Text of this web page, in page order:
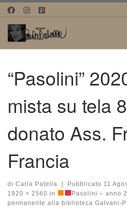
Passa al contenuto
“Pasolini”
mista su tela
donato Ass.
Francia
di Carla Patella Pubblicato 11
1920 × 2560 in
Pasolini – anno
permanente alla biblioteca Galvani-